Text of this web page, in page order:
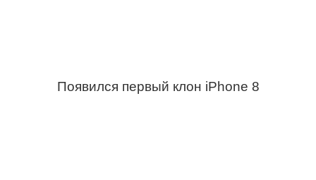
Появился первый клон iPhone 8